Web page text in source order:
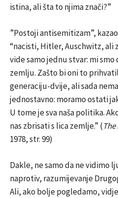
istina, ali šta to njima znači?”
”Postoji antisemitizam”,
“nacisti, Hitler, Auschwitz, ali
vide samo jednu stvar: mi
zemlju. Zašto bi oni to
generaciju-dvije, ali sada
jednostavno: moramo ostati
U tome je sva naša politika.
nas zbrisati s lica zemlje.” (
1978, str. 99)
Dakle, ne samo da ne vidimo
naprotiv, razumijevanje
Ali, ako bolje pogledamo,